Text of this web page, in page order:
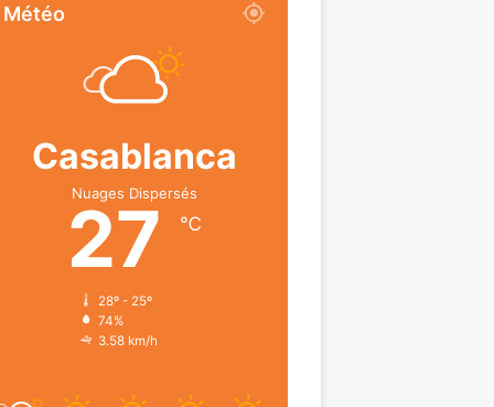
Météo
Casablanca
Nuages Dispersés
27 ℃
28º - 25º
74%
3.58 km/h